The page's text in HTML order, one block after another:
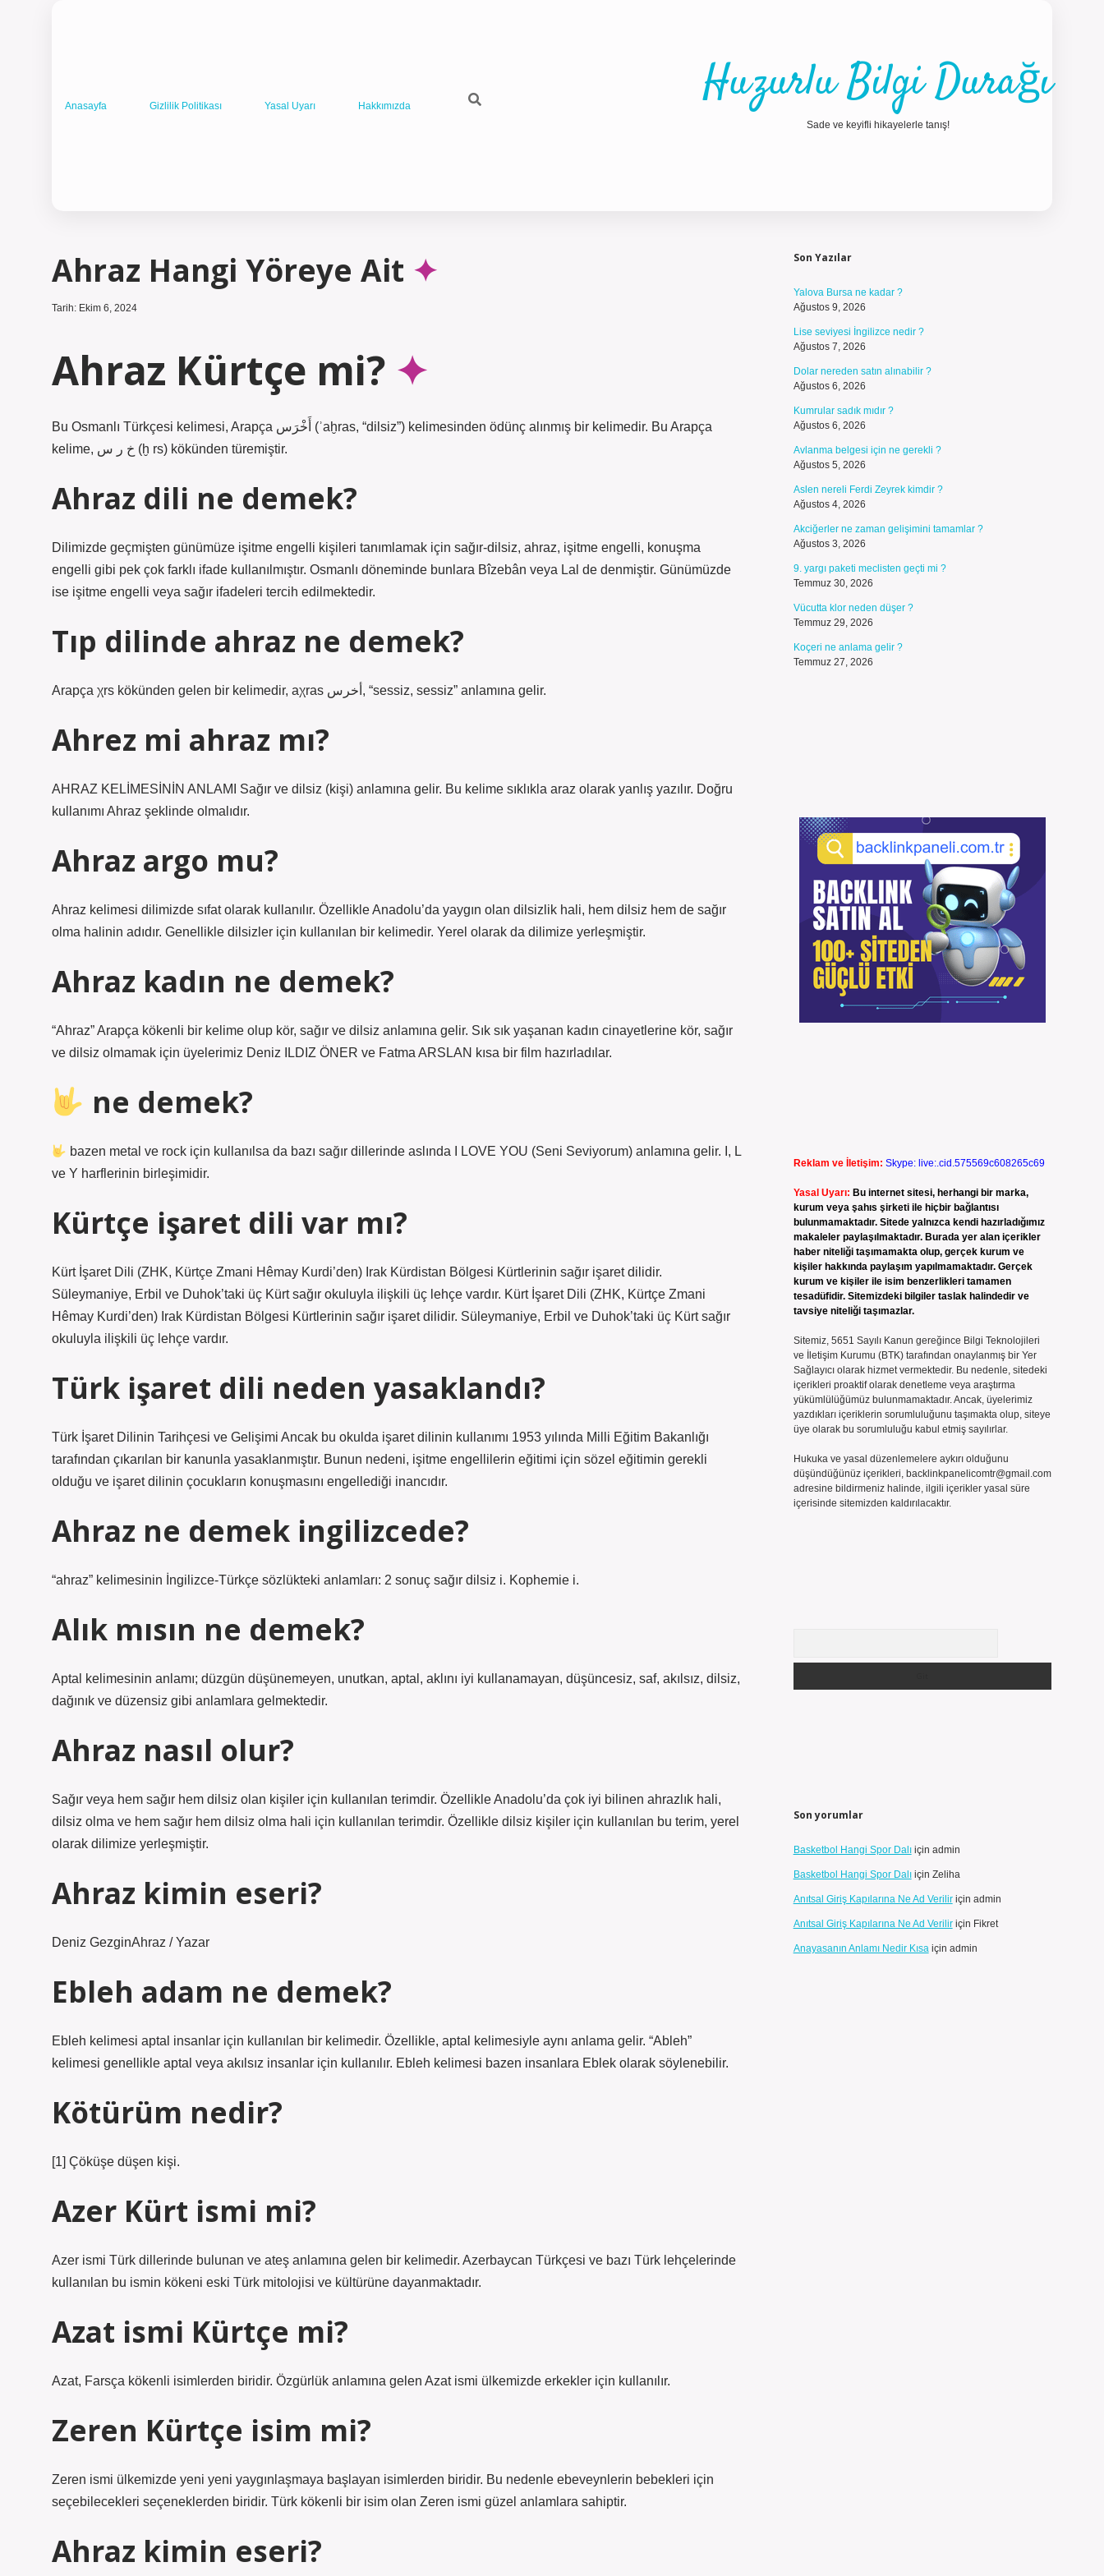
Anasayfa Gizlilik Politikası Yasal Uyarı Hakkımızda Huzurlu Bilgi Durağı
Sade ve keyifli hikayelerle tanış!
Ahraz Hangi Yöreye Ait
Tarih: Ekim 6, 2024
Ahraz Kürtçe mi?
Bu Osmanlı Türkçesi kelimesi, Arapça أَخْرَس‎ (ʾaḫras, “dilsiz”) kelimesinden ödünç alınmış bir kelimedir. Bu Arapça
kelime, خ ر س‎ (ḫ rs) kökünden türemiştir.
Ahraz dili ne demek?
Dilimizde geçmişten günümüze işitme engelli kişileri tanımlamak için sağır-dilsiz, ahraz, işitme engelli, konuşma
engelli gibi pek çok farklı ifade kullanılmıştır. Osmanlı döneminde bunlara Bîzebân veya Lal de denmiştir. Günümüzde
ise işitme engelli veya sağır ifadeleri tercih edilmektedir.
Tıp dilinde ahraz ne demek?
Arapça χrs kökünden gelen bir kelimedir, aχras أخرس, “sessiz, sessiz” anlamına gelir.
Ahrez mi ahraz mı?
AHRAZ KELİMESİNİN ANLAMI Sağır ve dilsiz (kişi) anlamına gelir. Bu kelime sıklıkla araz olarak yanlış yazılır. Doğru
kullanımı Ahraz şeklinde olmalıdır.
Ahraz argo mu?
Ahraz kelimesi dilimizde sıfat olarak kullanılır. Özellikle Anadolu’da yaygın olan dilsizlik hali, hem dilsiz hem de sağır
olma halinin adıdır. Genellikle dilsizler için kullanılan bir kelimedir. Yerel olarak da dilimize yerleşmiştir.
Ahraz kadın ne demek?
“Ahraz” Arapça kökenli bir kelime olup kör, sağır ve dilsiz anlamına gelir. Sık sık yaşanan kadın cinayetlerine kör, sağır
ve dilsiz olmamak için üyelerimiz Deniz ILDIZ ÖNER ve Fatma ARSLAN kısa bir film hazırladılar.
ne demek?
bazen metal ve rock için kullanılsa da bazı sağır dillerinde aslında I LOVE YOU (Seni Seviyorum) anlamına gelir. I, L
ve Y harflerinin birleşimidir.
Kürtçe işaret dili var mı?
Kürt İşaret Dili (ZHK, Kürtçe Zmani Hêmay Kurdi’den) Irak Kürdistan Bölgesi Kürtlerinin sağır işaret dilidir.
Süleymaniye, Erbil ve Duhok’taki üç Kürt sağır okuluyla ilişkili üç lehçe vardır. Kürt İşaret Dili (ZHK, Kürtçe Zmani
Hêmay Kurdi’den) Irak Kürdistan Bölgesi Kürtlerinin sağır işaret dilidir. Süleymaniye, Erbil ve Duhok’taki üç Kürt sağır
okuluyla ilişkili üç lehçe vardır.
Türk işaret dili neden yasaklandı?
Türk İşaret Dilinin Tarihçesi ve Gelişimi Ancak bu okulda işaret dilinin kullanımı 1953 yılında Milli Eğitim Bakanlığı
tarafından çıkarılan bir kanunla yasaklanmıştır. Bunun nedeni, işitme engellilerin eğitimi için sözel eğitimin gerekli
olduğu ve işaret dilinin çocukların konuşmasını engellediği inancıdır.
Ahraz ne demek ingilizcede?
“ahraz” kelimesinin İngilizce-Türkçe sözlükteki anlamları: 2 sonuç sağır dilsiz i. Kophemie i.
Alık mısın ne demek?
Aptal kelimesinin anlamı; düzgün düşünemeyen, unutkan, aptal, aklını iyi kullanamayan, düşüncesiz, saf, akılsız, dilsiz,
dağınık ve düzensiz gibi anlamlara gelmektedir.
Ahraz nasıl olur?
Sağır veya hem sağır hem dilsiz olan kişiler için kullanılan terimdir. Özellikle Anadolu’da çok iyi bilinen ahrazlık hali,
dilsiz olma ve hem sağır hem dilsiz olma hali için kullanılan terimdir. Özellikle dilsiz kişiler için kullanılan bu terim, yerel
olarak dilimize yerleşmiştir.
Ahraz kimin eseri?
Deniz GezginAhraz / Yazar
Ebleh adam ne demek?
Ebleh kelimesi aptal insanlar için kullanılan bir kelimedir. Özellikle, aptal kelimesiyle aynı anlama gelir. “Ableh”
kelimesi genellikle aptal veya akılsız insanlar için kullanılır. Ebleh kelimesi bazen insanlara Eblek olarak söylenebilir.
Kötürüm nedir?
[1] Çöküşe düşen kişi.
Azer Kürt ismi mi?
Azer ismi Türk dillerinde bulunan ve ateş anlamına gelen bir kelimedir. Azerbaycan Türkçesi ve bazı Türk lehçelerinde
kullanılan bu ismin kökeni eski Türk mitolojisi ve kültürüne dayanmaktadır.
Azat ismi Kürtçe mi?
Azat, Farsça kökenli isimlerden biridir. Özgürlük anlamına gelen Azat ismi ülkemizde erkekler için kullanılır.
Zeren Kürtçe isim mi?
Zeren ismi ülkemizde yeni yeni yaygınlaşmaya başlayan isimlerden biridir. Bu nedenle ebeveynlerin bebekleri için
seçebilecekleri seçeneklerden biridir. Türk kökenli bir isim olan Zeren ismi güzel anlamlara sahiptir.
Ahraz kimin eseri?
Son Yazılar
Yalova Bursa ne kadar ?
Ağustos 9, 2026
Lise seviyesi İngilizce nedir ?
Ağustos 7, 2026
Dolar nereden satın alınabilir ?
Ağustos 6, 2026
Kumrular sadık mıdır ?
Ağustos 6, 2026
Avlanma belgesi için ne gerekli ?
Ağustos 5, 2026
Aslen nereli Ferdi Zeyrek kimdir ?
Ağustos 4, 2026
Akciğerler ne zaman gelişimini tamamlar ?
Ağustos 3, 2026
9. yargı paketi meclisten geçti mi ?
Temmuz 30, 2026
Vücutta klor neden düşer ?
Temmuz 29, 2026
Koçeri ne anlama gelir ?
Temmuz 27, 2026
Reklam ve İletişim: Skype: live:.cid.575569c608265c69
Yasal Uyarı: Bu internet sitesi, herhangi bir marka,
kurum veya şahıs şirketi ile hiçbir bağlantısı
bulunmamaktadır. Sitede yalnızca kendi hazırladığımız
makaleler paylaşılmaktadır. Burada yer alan içerikler
haber niteliği taşımamakta olup, gerçek kurum ve
kişiler hakkında paylaşım yapılmamaktadır. Gerçek
kurum ve kişiler ile isim benzerlikleri tamamen
tesadüfidir. Sitemizdeki bilgiler taslak halindedir ve
tavsiye niteliği taşımazlar.
Sitemiz, 5651 Sayılı Kanun gereğince Bilgi Teknolojileri
ve İletişim Kurumu (BTK) tarafından onaylanmış bir Yer
Sağlayıcı olarak hizmet vermektedir. Bu nedenle, sitedeki
içerikleri proaktif olarak denetleme veya araştırma
yükümlülüğümüz bulunmamaktadır. Ancak, üyelerimiz
yazdıkları içeriklerin sorumluluğunu taşımakta olup, siteye
üye olarak bu sorumluluğu kabul etmiş sayılırlar.
Hukuka ve yasal düzenlemelere aykırı olduğunu
düşündüğünüz içerikleri, backlinkpanelicomtr@gmail.com
adresine bildirmeniz halinde, ilgili içerikler yasal süre
içerisinde sitemizden kaldırılacaktır.
Son yorumlar
Basketbol Hangi Spor Dalıiçin admin
Basketbol Hangi Spor Dalıiçin Zeliha
Anıtsal Giriş Kapılarına Ne Ad Veriliriçin admin
Anıtsal Giriş Kapılarına Ne Ad Veriliriçin Fikret
Anayasanın Anlamı Nedir Kısaiçin admin